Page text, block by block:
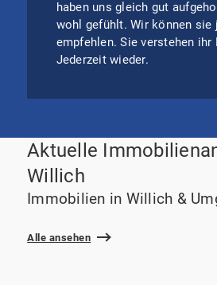
haben uns gleich gut
wohl gefühlt. Wir können sie
empfehlen. Sie verstehen ihr
Jederzeit wieder.
Aktuelle
Willich
Immobilien in Willich &
Alle ansehen